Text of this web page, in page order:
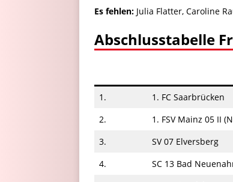
Es fehlen: Julia Flatter, Caroline
Abschlusstabelle
1. 1. FC Saarbrücken
2.
1. FSV Mainz 05 II
3.
SV 07 Elversberg
4.
SC 13 Bad